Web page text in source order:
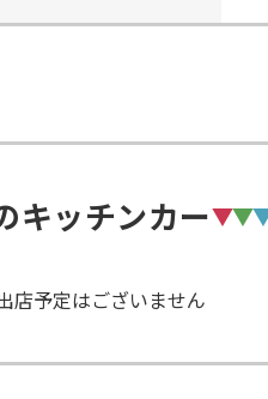
キッチンカー
店予定はございません